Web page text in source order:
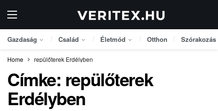
Gazdaság Család Életmód Otthon Szórakozás
Home repülőterek Erdélyben
Címke: repülőterek
Erdélyben